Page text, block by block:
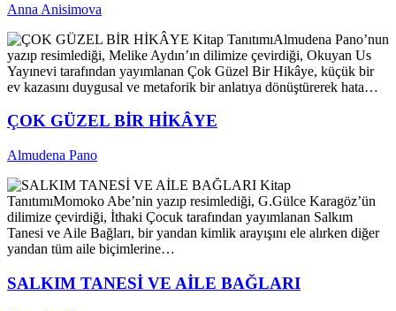
Anna Anisimova
Kitap TanıtımıAlmudena Pano’nun
yazıp resimlediği, Melike Aydın’ın dilimize çevirdiği, Okuyan Us
Yayınevi tarafından yayımlanan Çok Güzel Bir Hikâye, küçük bir
ev kazasını duygusal ve metaforik bir anlatıya dönüştürerek hata…
ÇOK GÜZEL BİR HİKÂYE
Almudena Pano
Kitap
TanıtımıMomoko Abe’nin yazıp resimlediği, G.Gülce Karagöz’ün
dilimize çevirdiği, İthaki Çocuk tarafından yayımlanan Salkım
Tanesi ve Aile Bağları, bir yandan kimlik arayışını ele alırken diğer
yandan tüm aile biçimlerine…
SALKIM TANESİ VE AİLE BAĞLARI